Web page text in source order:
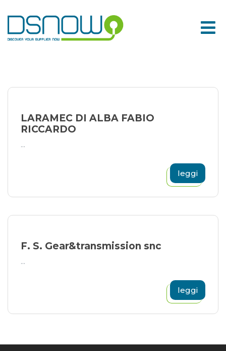
to
content
LARAMEC DI ALBA FABIO
RICCARDO
...
leggi
F. S. Gear&transmission snc
...
leggi